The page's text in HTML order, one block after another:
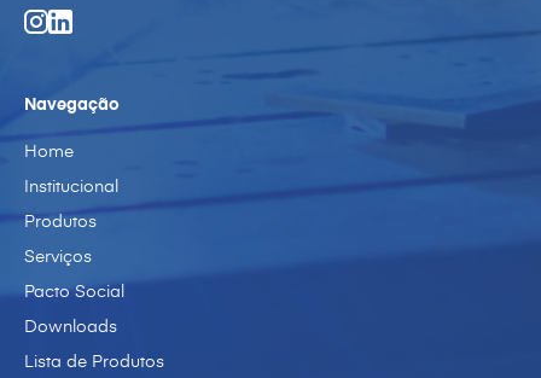
Navegação
Home
Institucional
Produtos
Serviços
Pacto Social
Downloads
Lista de Produtos